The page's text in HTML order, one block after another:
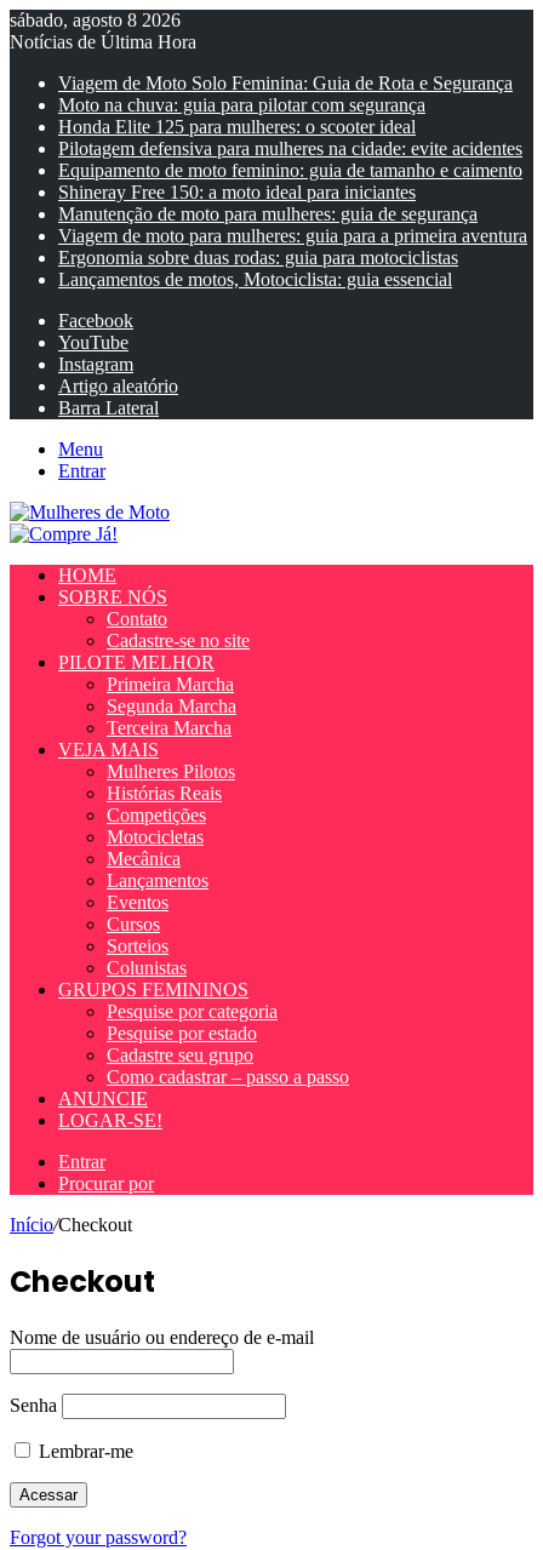
sábado, agosto 8 2026
Notícias de Última Hora
Viagem de Moto Solo Feminina: Guia de Rota e Segurança
Moto na chuva: guia para pilotar com segurança
Honda Elite 125 para mulheres: o scooter ideal
Pilotagem defensiva para mulheres na cidade: evite acidentes
Equipamento de moto feminino: guia de tamanho e caimento
Shineray Free 150: a moto ideal para iniciantes
Manutenção de moto para mulheres: guia de segurança
Viagem de moto para mulheres: guia para a primeira aventura
Ergonomia sobre duas rodas: guia para motociclistas
Lançamentos de motos, Motociclista: guia essencial
Facebook
YouTube
Instagram
Artigo aleatório
Barra Lateral
Menu
Entrar
HOME
SOBRE NÓS
Contato
Cadastre-se no site
PILOTE MELHOR
Primeira Marcha
Segunda Marcha
Terceira Marcha
VEJA MAIS
Mulheres Pilotos
Histórias Reais
Competições
Motocicletas
Mecânica
Lançamentos
Eventos
Cursos
Sorteios
Colunistas
GRUPOS FEMININOS
Pesquise por categoria
Pesquise por estado
Cadastre seu grupo
Como cadastrar – passo a passo
ANUNCIE
LOGAR-SE!
Entrar
Procurar por
Início/Checkout
Checkout
Nome de usuário ou endereço de e-mail
Senha
Lembrar-me
Forgot your password?